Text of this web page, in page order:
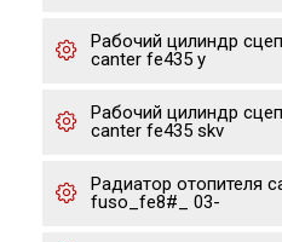
Рабочий цилиндр
canter fe435 y
Рабочий цилиндр
canter fe435 skv
Радиатор отопителя
fuso_fe8#_ 03-